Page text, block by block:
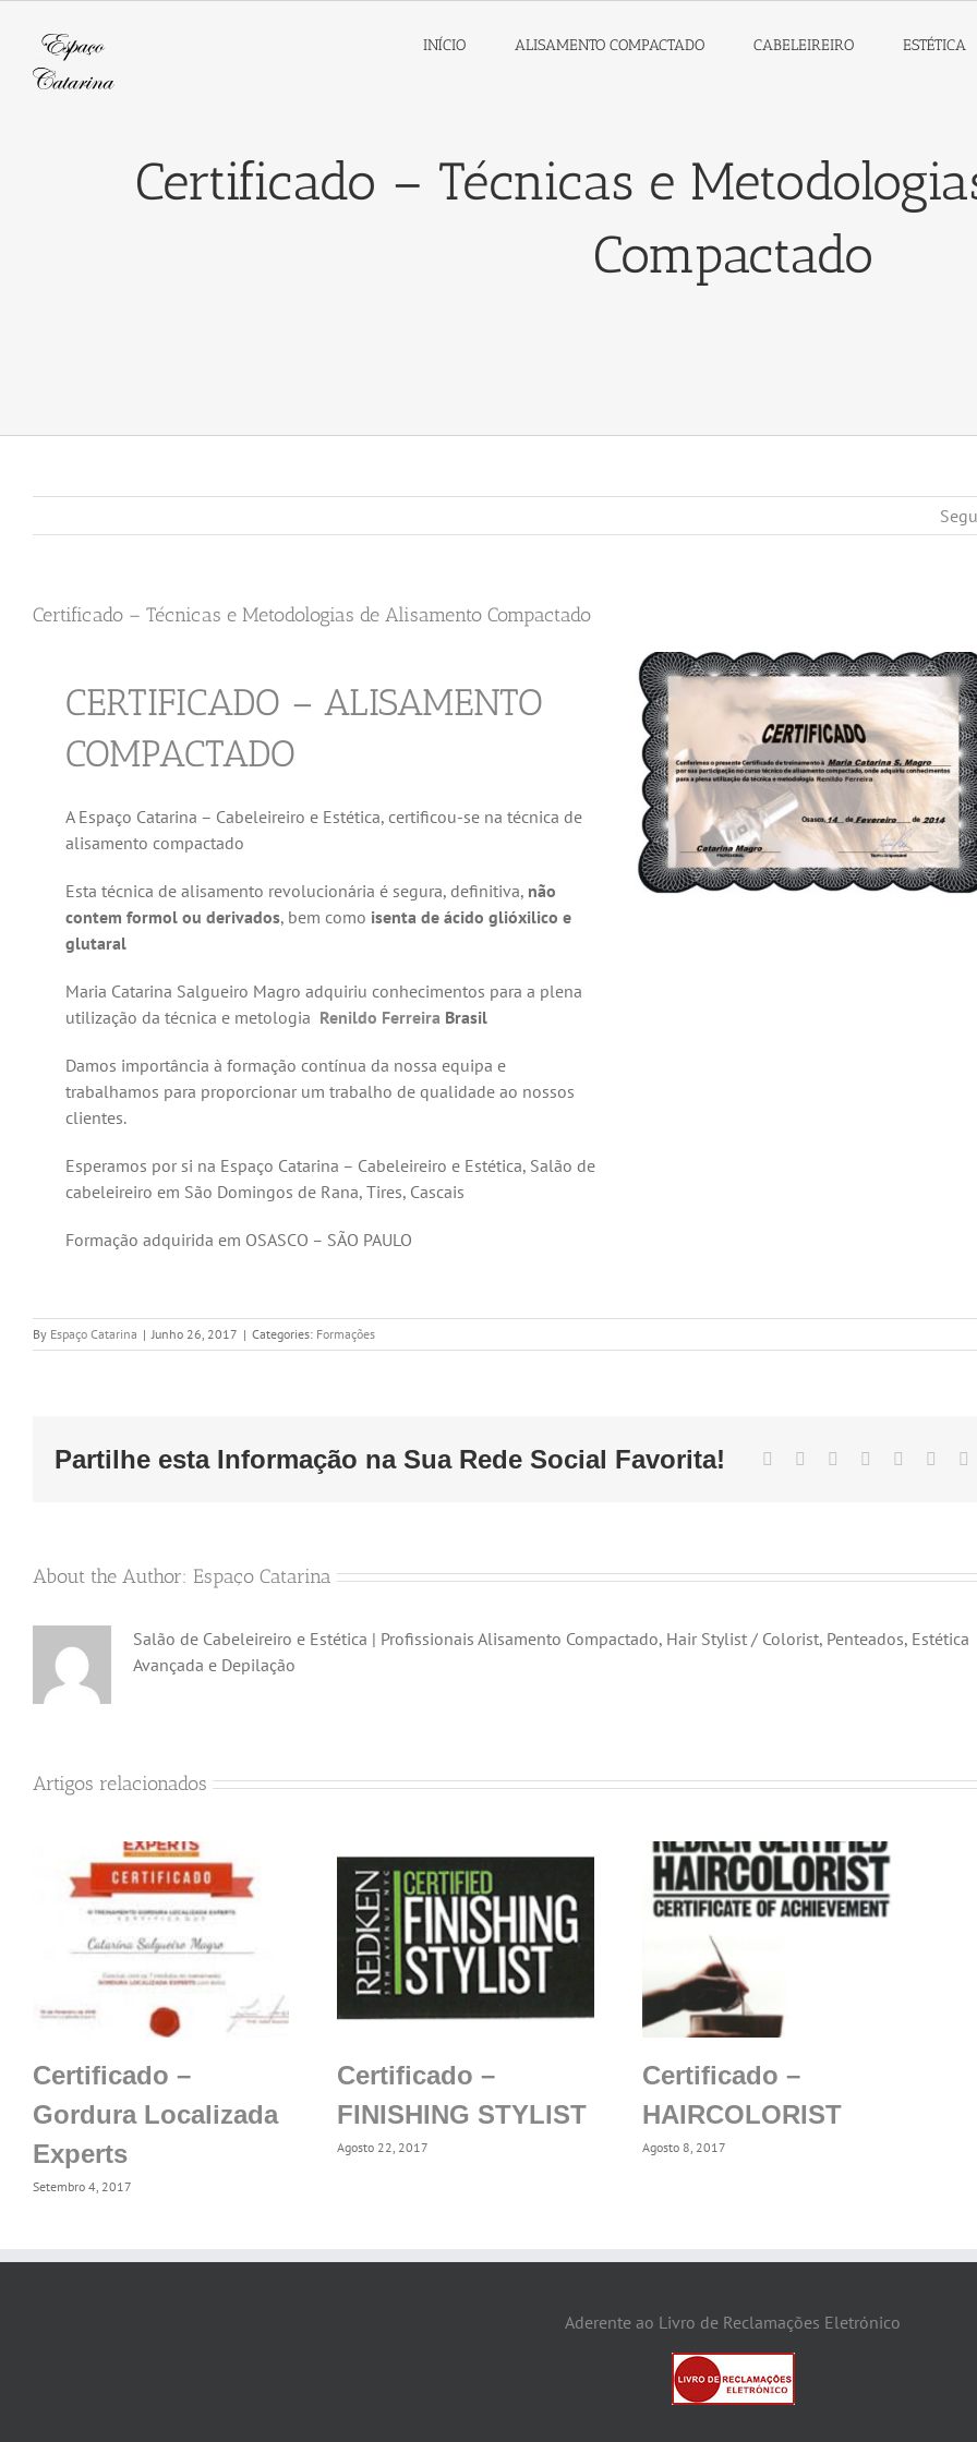
content
INÍCIO ALISAMENTO COMPACTADO CABELEIREIRO ESTÉTICA
Certificado – Técnicas e
Compactado
Certificado – Técnicas e Metodologias de Alisamento Compactado
CERTIFICADO – ALISAMENTO
COMPACTADO
A Espaço Catarina – Cabeleireiro e Estética, certificou-se na técnica de
alisamento compactado
Esta técnica de alisamento revolucionária é segura, definitiva, não
contem formol ou derivados, bem como isenta de ácido glióxilico e
glutaral
Maria Catarina Salgueiro Magro adquiriu conhecimentos para a plena
utilização da técnica e metologia Renildo Ferreira Brasil
Damos importância à formação contínua da nossa equipa e
trabalhamos para proporcionar um trabalho de qualidade ao nossos
clientes.
Esperamos por si na Espaço Catarina – Cabeleireiro e Estética, Salão de
cabeleireiro em São Domingos de Rana, Tires, Cascais
Formação adquirida em OSASCO – SÃO PAULO
By Espaço Catarina | Junho 26, 2017 | Categories: Formações
Partilhe esta Informação na Sua Rede Social Favorita! Facebook Reddit LinkedIn
Tumblr
About the Author: Espaço Catarina
Salão de Cabeleireiro e Estética | Profissionais Alisamento Compactado, Hair Stylist / Colorist, Penteados, Estética
Avançada e Depilação
Artigos relacionados
Certificado –
Gordura Localizada
Experts
Setembro 4, 2017
Certificado –
FINISHING STYLIST
Agosto 22, 2017
Certificado –
HAIRCOLORIST
Agosto 8, 2017
Aderente ao Livro de Reclamações Eletrónico